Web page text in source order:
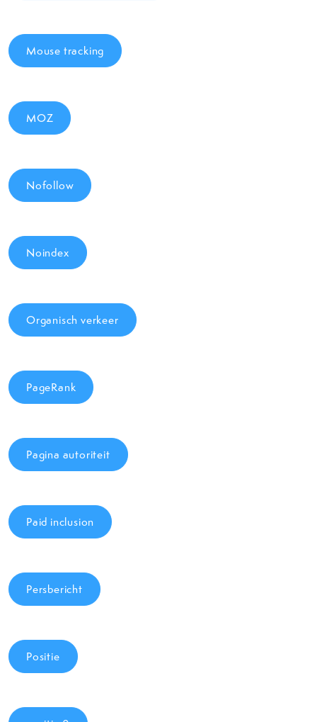
Mouse tracking
MOZ
Nofollow
Noindex
Organisch verkeer
PageRank
Pagina autoriteit
Paid inclusion
Persbericht
Positie